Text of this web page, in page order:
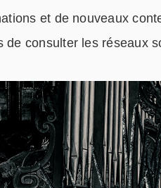
et de nouveaux
de consulter les réseaux